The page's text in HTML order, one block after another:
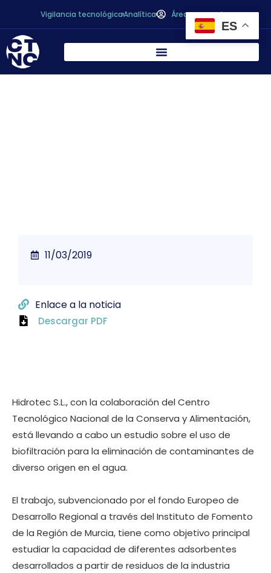
Vigilancia tecnológicaAnalítica Área personal
Hidrotec S.L., con la colaboración del Centro
Tecnológico Nacional de la Conserva y Alimentación,
está llevando a cabo un estudio sobre el uso de
biofiltración para la eliminación de contaminantes de
diverso origen en el agua.
El trabajo, subvencionado por el fondo Europeo de
Desarrollo Regional a través del Instituto de Fomento
de la Región de Murcia, tiene como objetivo principal
estudiar la capacidad de diferentes adsorbentes
desarrollados a partir de residuos de la industria
11/03/2019
Enlace a la noticia
Descargar PDF
ES